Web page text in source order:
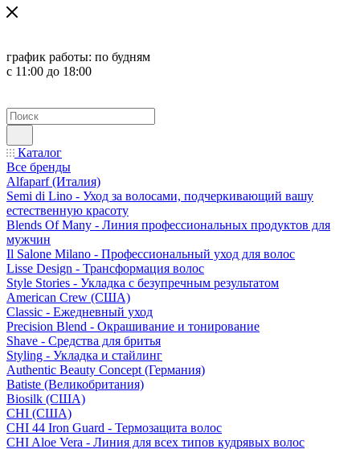
график работы: по будням
с 11:00 до 18:00
Каталог
Все бренды
Alfaparf (Италия)
Semi di Lino - Уход за волосами, подчеркивающий вашу
естественную красоту
Blends Of Many - Линия профессиональных продуктов для
мужчин
Il Salone Milano - Профессиональный уход для волос
Lisse Design - Трансформация волос
Style Stories - Укладка с безупречным результатом
American Crew (США)
Classic - Ежедневный уход
Precision Blend - Окрашивание и тонирование
Shave - Средства для бритья
Styling - Укладка и стайлинг
Authentic Beauty Concept (Германия)
Batiste (Великобритания)
Biosilk (США)
CHI (США)
CHI 44 Iron Guard - Термозащита волос
CHI Aloe Vera - Линия для всех типов кудрявых волос